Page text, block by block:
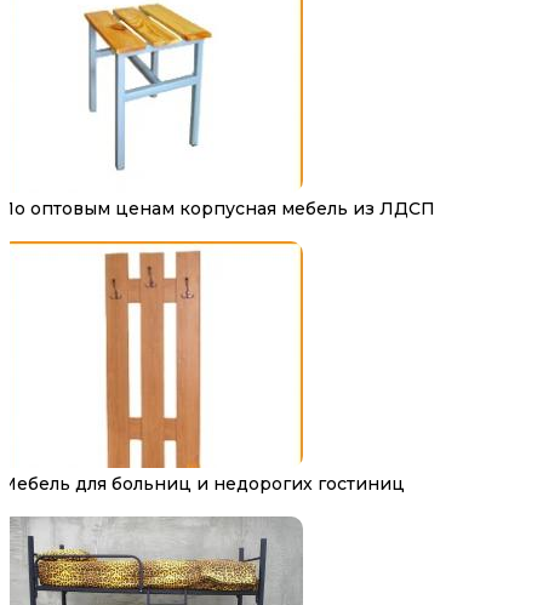
По оптовым ценам корпусная мебель из ЛДСП
Мебель для больниц и недорогих гостиниц